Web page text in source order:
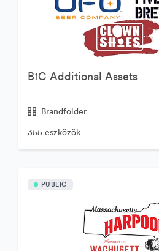
B1C Additional Assets
Brandfolder
355 eszközök
PUBLIC